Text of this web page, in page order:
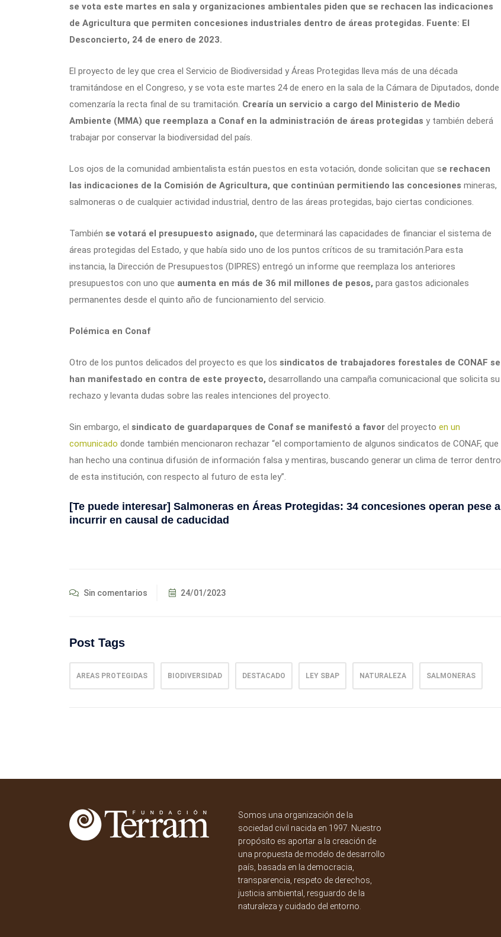
se vota este martes en sala y organizaciones ambientales piden que se rechacen las indicaciones
de Agricultura que permiten concesiones industriales dentro de áreas protegidas. Fuente: El
Desconcierto, 24 de enero de 2023.
El proyecto de ley que crea el Servicio de Biodiversidad y Áreas Protegidas lleva más de una década
tramitándose en el Congreso, y se vota este martes 24 de enero en la sala de la Cámara de Diputados, donde
comenzaría la recta final de su tramitación. Crearía un servicio a cargo del Ministerio de Medio
Ambiente (MMA) que reemplaza a Conaf en la administración de áreas protegidas y también deberá
trabajar por conservar la biodiversidad del país.
Los ojos de la comunidad ambientalista están puestos en esta votación, donde solicitan que se rechacen
las indicaciones de la Comisión de Agricultura, que continúan permitiendo las concesiones mineras,
salmoneras o de cualquier actividad industrial, dentro de las áreas protegidas, bajo ciertas condiciones.
También se votará el presupuesto asignado, que determinará las capacidades de financiar el sistema de
áreas protegidas del Estado, y que había sido uno de los puntos críticos de su tramitación.Para esta
instancia, la Dirección de Presupuestos (DIPRES) entregó un informe que reemplaza los anteriores
presupuestos con uno que aumenta en más de 36 mil millones de pesos, para gastos adicionales
permanentes desde el quinto año de funcionamiento del servicio.
Polémica en Conaf
Otro de los puntos delicados del proyecto es que los sindicatos de trabajadores forestales de CONAF se
han manifestado en contra de este proyecto, desarrollando una campaña comunicacional que solicita su
rechazo y levanta dudas sobre las reales intenciones del proyecto.
Sin embargo, el sindicato de guardaparques de Conaf se manifestó a favor del proyecto en un
comunicado donde también mencionaron rechazar “el comportamiento de algunos sindicatos de CONAF, que
han hecho una continua difusión de información falsa y mentiras, buscando generar un clima de terror dentro
de esta institución, con respecto al futuro de esta ley”.
[Te puede interesar] Salmoneras en Áreas Protegidas: 34 concesiones operan pese a
incurrir en causal de caducidad
Sin comentarios 24/01/2023
Post Tags
AREAS PROTEGIDAS BIODIVERSIDAD DESTACADO LEY SBAP NATURALEZA SALMONERAS
Somos una organización de la
sociedad civil nacida en 1997. Nuestro
propósito es aportar a la creación de
una propuesta de modelo de desarrollo
país, basada en la democracia,
transparencia, respeto de derechos,
justicia ambiental, resguardo de la
naturaleza y cuidado del entorno.